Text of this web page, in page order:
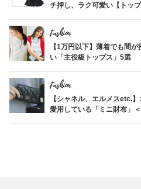
チ押し、ラク可愛い【トッ
Fashion
【1万円以下】薄着でも間
い「主役級トップス」5選
Fashion
【シャネル、エルメスetc.
愛用している「ミニ財布」